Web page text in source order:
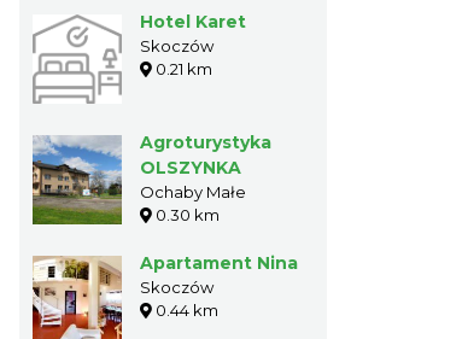
Hotel Karet
Skoczów
0.21 km
Agroturystyka
OLSZYNKA
Ochaby Małe
0.30 km
Apartament Nina
Skoczów
0.44 km